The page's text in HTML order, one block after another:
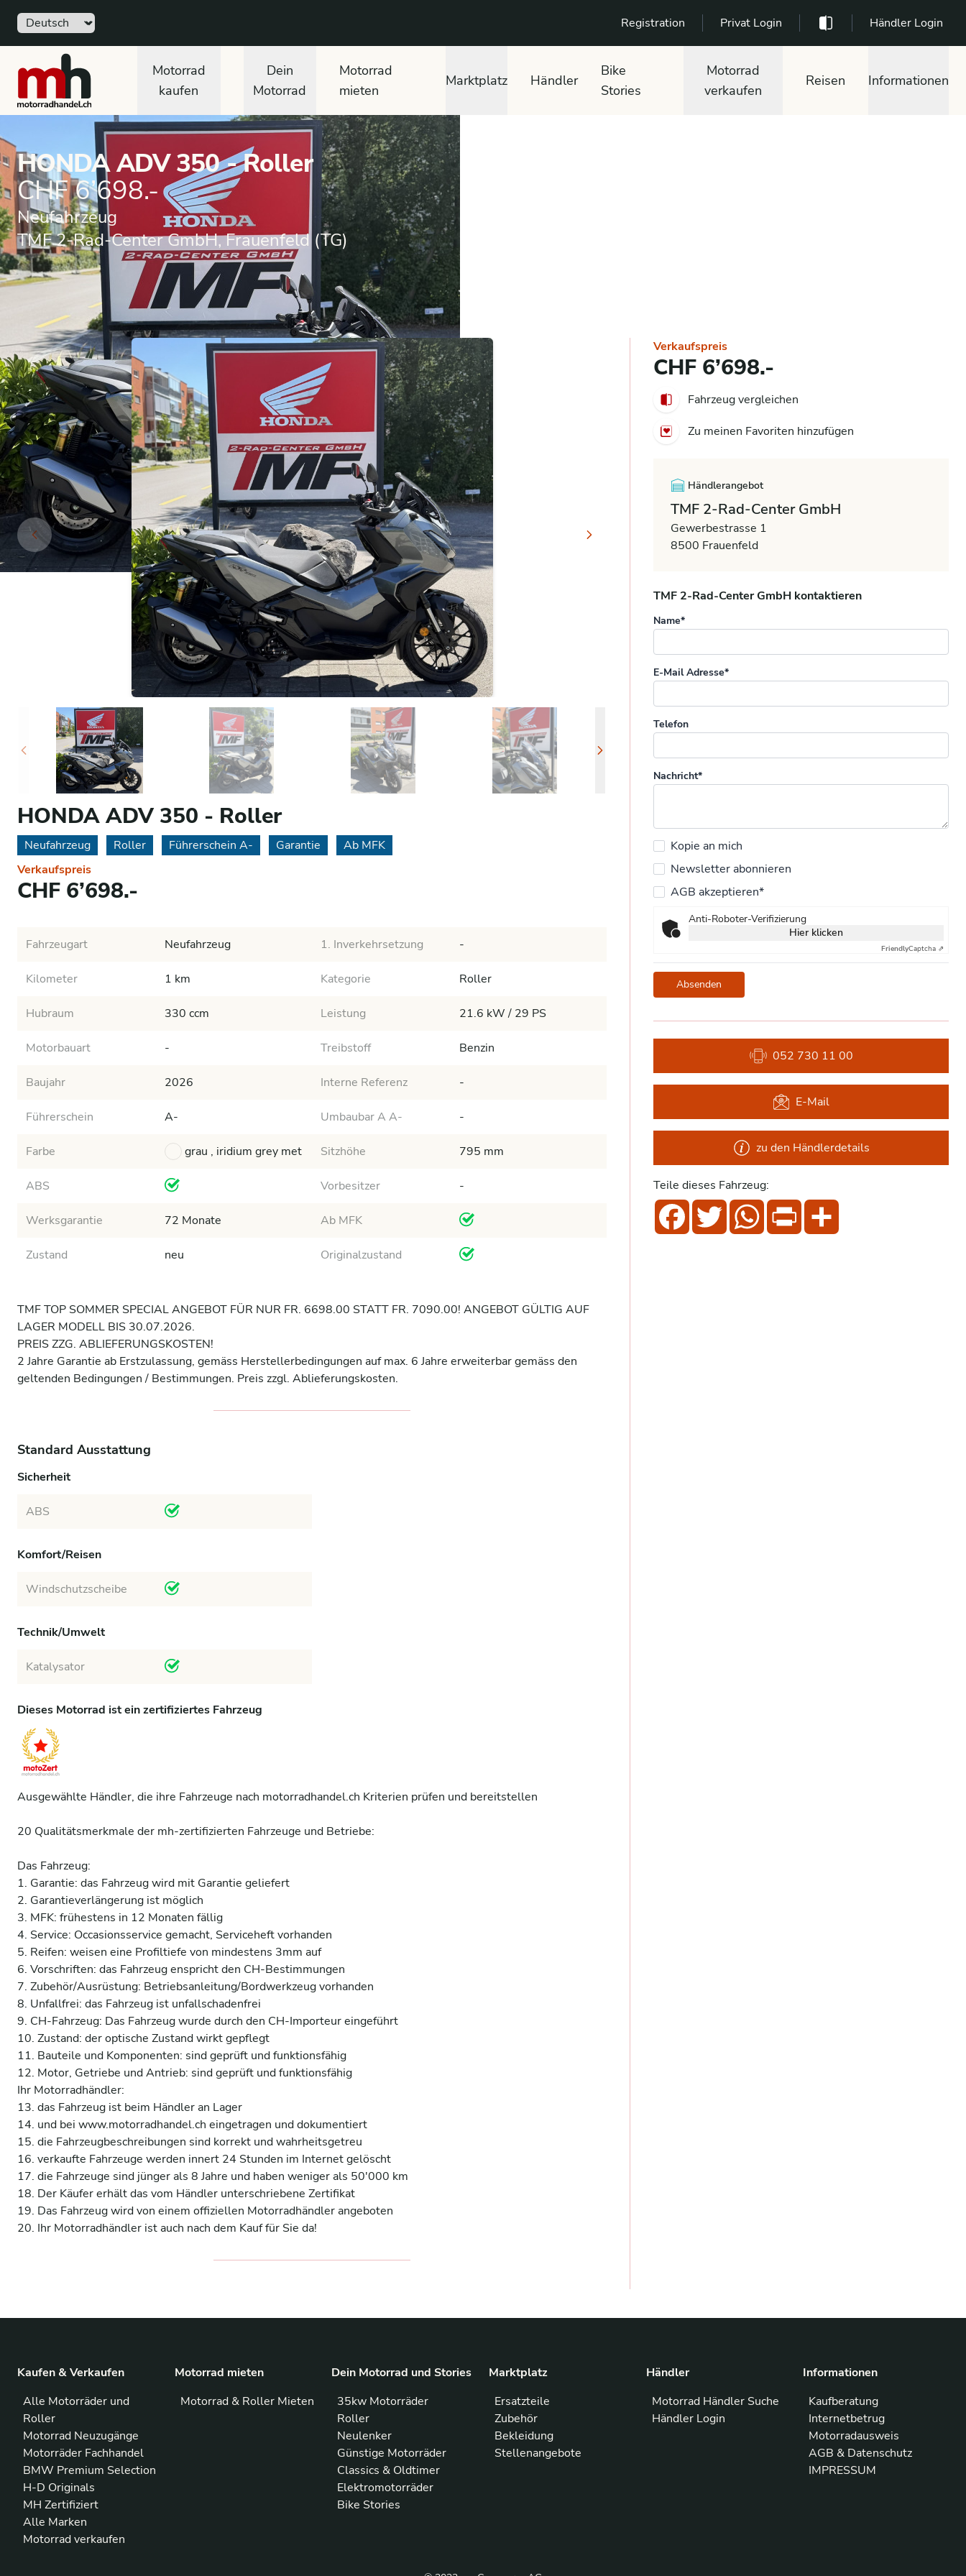
Sprache Registration Privat Login Händler Login
motorradhandel.ch
Motorrad
kaufen
Dein
Motorrad
Motorrad
mieten
Marktplatz Händler
Bike
Stories
Motorrad
verkaufen
Reisen Informationen
HONDA ADV 350 - Roller
CHF 6’698.-
Neufahrzeug
TMF 2-Rad-Center GmbH, Frauenfeld (TG)
Neufahrzeug Roller HONDA ADV 350
HONDA ADV 350 - Roller
Neufahrzeug Roller Führerschein A- Garantie
Ab MFK
Verkaufspreis
CHF 6’698.-
Fahrzeugart Neufahrzeug 1. Inverkehrsetzung -
Kilometer 1 km Kategorie Roller
Hubraum 330 ccm Leistung 21.6 kW / 29 PS
Motorbauart - Treibstoff Benzin
Baujahr 2026 Interne Referenz -
Führerschein A- Umbaubar A A- -
Farbe grau , iridium grey met Sitzhöhe 795 mm
ABS Vorbesitzer -
Werksgarantie 72 Monate Ab MFK
Zustand neu Originalzustand
TMF TOP SOMMER SPECIAL ANGEBOT FÜR NUR FR. 6698.00 STATT FR. 7090.00! ANGEBOT GÜLTIG AUF
LAGER MODELL BIS 30.07.2026.
PREIS ZZG. ABLIEFERUNGSKOSTEN!
2 Jahre Garantie ab Erstzulassung, gemäss Herstellerbedingungen auf max. 6 Jahre erweiterbar gemäss den
geltenden Bedingungen / Bestimmungen. Preis zzgl. Ablieferungskosten.
Standard Ausstattung
Sicherheit
ABS
Komfort/Reisen
Windschutzscheibe
Technik/Umwelt
Katalysator
Dieses Motorrad ist ein zertifiziertes Fahrzeug
Ausgewählte Händler, die ihre Fahrzeuge nach motorradhandel.ch Kriterien prüfen und bereitstellen
20 Qualitätsmerkmale der mh-zertifizierten Fahrzeuge und Betriebe:
Das Fahrzeug:
1. Garantie: das Fahrzeug wird mit Garantie geliefert
2. Garantieverlängerung ist möglich
3. MFK: frühestens in 12 Monaten fällig
4. Service: Occasionsservice gemacht, Serviceheft vorhanden
5. Reifen: weisen eine Profiltiefe von mindestens 3mm auf
6. Vorschriften: das Fahrzeug enspricht den CH-Bestimmungen
7. Zubehör/Ausrüstung: Betriebsanleitung/Bordwerkzeug vorhanden
8. Unfallfrei: das Fahrzeug ist unfallschadenfrei
9. CH-Fahrzeug: Das Fahrzeug wurde durch den CH-Importeur eingeführt
10. Zustand: der optische Zustand wirkt gepflegt
11. Bauteile und Komponenten: sind geprüft und funktionsfähig
12. Motor, Getriebe und Antrieb: sind geprüft und funktionsfähig
Ihr Motorradhändler:
13. das Fahrzeug ist beim Händler an Lager
14. und bei www.motorradhandel.ch eingetragen und dokumentiert
15. die Fahrzeugbeschreibungen sind korrekt und wahrheitsgetreu
16. verkaufte Fahrzeuge werden innert 24 Stunden im Internet gelöscht
17. die Fahrzeuge sind jünger als 8 Jahre und haben weniger als 50'000 km
18. Der Käufer erhält das vom Händler unterschriebene Zertifikat
19. Das Fahrzeug wird von einem offiziellen Motorradhändler angeboten
Verkaufspreis
CHF 6’698.-
Fahrzeug vergleichen
Zu meinen Favoriten hinzufügen
Händlerangebot
TMF 2-Rad-Center GmbH
Gewerbestrasse 1
8500 Frauenfeld
TMF 2-Rad-Center GmbH kontaktieren
Name*
E-Mail Adresse*
Telefon
Nachricht*
Kopie an mich
Newsletter abonnieren
AGB akzeptieren*
Anti-Roboter-Verifizierung
Hier klicken
FriendlyCaptcha ⇗
Absenden
052 730 11 00
E-Mail
zu den Händlerdetails
Teile dieses Fahrzeug:
FacebookTwitterWhatsApp
Print
Kaufen & Verkaufen
Alle Motorräder und
Roller
Motorrad Neuzugänge
Motorräder Fachhandel
BMW Premium Selection
H-D Originals
MH Zertifiziert
Alle Marken
Motorrad verkaufen
Motorrad mieten
Motorrad & Roller Mieten
Dein Motorrad und Stories
35kw Motorräder
Roller
Neulenker
Günstige Motorräder
Classics & Oldtimer
Elektromotorräder
Bike Stories
Marktplatz
Ersatzteile
Zubehör
Bekleidung
Stellenangebote
Händler
Motorrad Händler Suche
Händler Login
Informationen
Kaufberatung
Internetbetrug
Motorradausweis
AGB & Datenschutz
IMPRESSUM